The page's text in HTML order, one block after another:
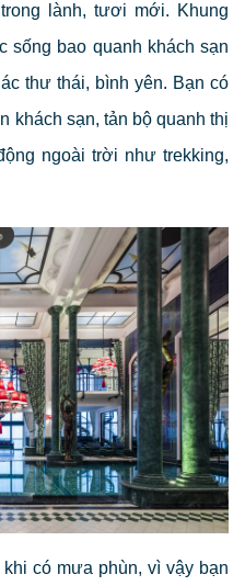
lành, tươi mới. Khung
sống bao quanh khách sạn
thư thái, bình yên. Bạn có
khách sạn, tản bộ quanh thị
ngoài trời như trekking,
có mưa phùn, vì vậy bạn